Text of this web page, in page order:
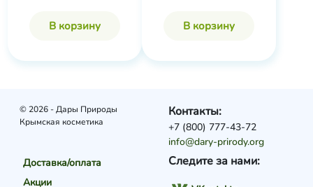
В корзину В корзину
© 2026 - Дары Природы
Крымская косметика
Доставка/оплата
Акции
Следите за нами:
Контакты:
+7 (800) 777-43-72
info@dary-prirody.org